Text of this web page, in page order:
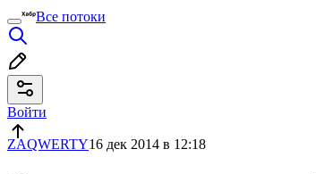
Все потоки
Войти
ZAQWERTY16 дек 2014 в 12:18